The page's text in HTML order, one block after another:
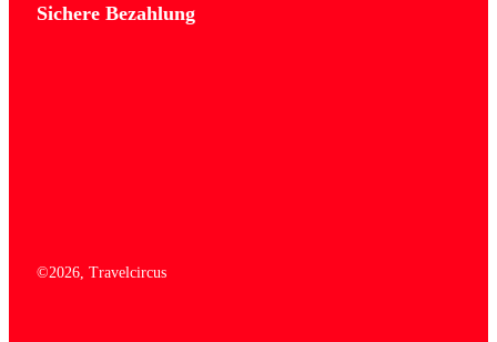
Sichere Bezahlung
©2026, Travelcircus